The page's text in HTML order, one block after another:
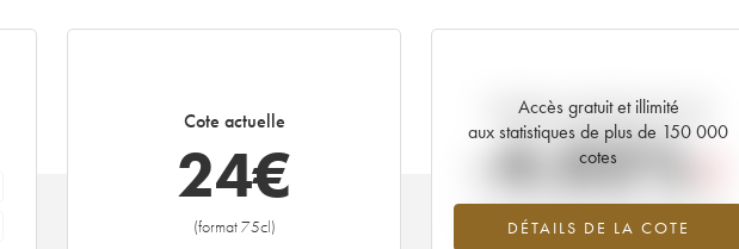
Cote actuelle
24€
(format 75cl)
Accès gratuit et illimité
aux statistiques de plus de 150 000
cotes
DÉTAILS DE LA COTE
Tendance actuelle de la cote
-4.02%
Tendance à la baisse du millésime 1992
en 2026 par rapport à 2025